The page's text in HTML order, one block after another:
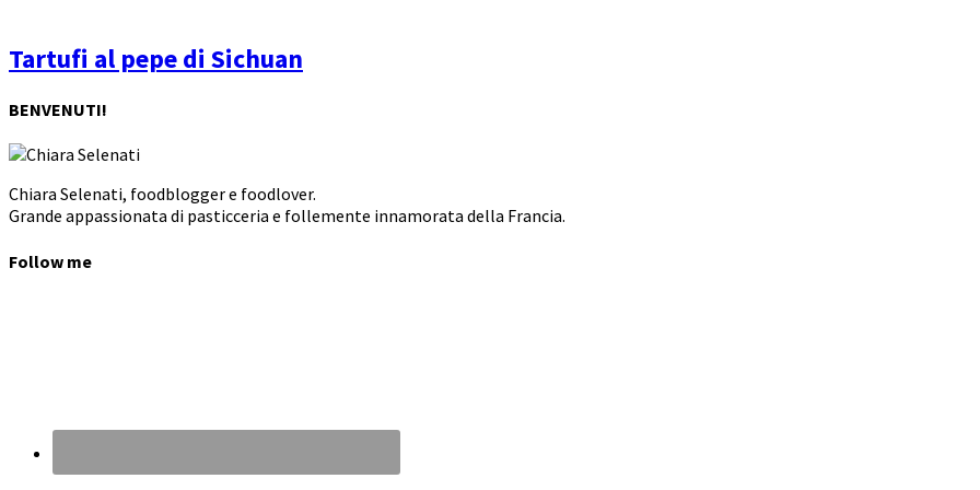
Tartufi al pepe di Sichuan
BENVENUTI!
Chiara Selenati, foodblogger e foodlover.
Grande appassionata di pasticceria e follemente innamorata della Francia.
Follow me